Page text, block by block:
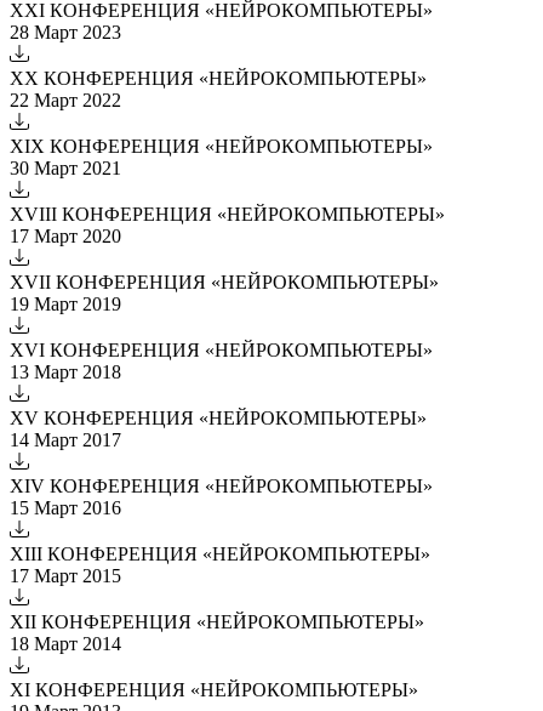
XXI КОНФЕРЕНЦИЯ «НЕЙРОКОМПЬЮТЕРЫ»
28 Март 2023
XX КОНФЕРЕНЦИЯ «НЕЙРОКОМПЬЮТЕРЫ»
22 Март 2022
XIX КОНФЕРЕНЦИЯ «НЕЙРОКОМПЬЮТЕРЫ»
30 Март 2021
XVIII КОНФЕРЕНЦИЯ «НЕЙРОКОМПЬЮТЕРЫ»
17 Март 2020
XVII КОНФЕРЕНЦИЯ «НЕЙРОКОМПЬЮТЕРЫ»
19 Март 2019
XVI КОНФЕРЕНЦИЯ «НЕЙРОКОМПЬЮТЕРЫ»
13 Март 2018
XV КОНФЕРЕНЦИЯ «НЕЙРОКОМПЬЮТЕРЫ»
14 Март 2017
XIV КОНФЕРЕНЦИЯ «НЕЙРОКОМПЬЮТЕРЫ»
15 Март 2016
XIII КОНФЕРЕНЦИЯ «НЕЙРОКОМПЬЮТЕРЫ»
17 Март 2015
XII КОНФЕРЕНЦИЯ «НЕЙРОКОМПЬЮТЕРЫ»
18 Март 2014
XI КОНФЕРЕНЦИЯ «НЕЙРОКОМПЬЮТЕРЫ»